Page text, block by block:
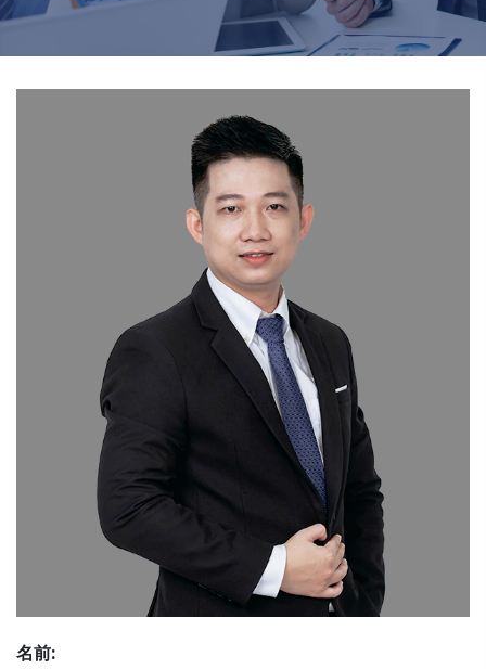
名前: